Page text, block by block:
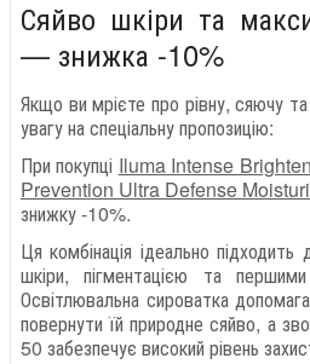
Сяйво шкіри та
— знижка -10%
Якщо ви мрієте про рівну, сяючу
увагу на спеціальну пропозицію:
При покупці Iluma Intense
Prevention Ultra Defense
знижку -10%.
Ця комбінація ідеально
шкіри, пігментацією та
Освітлювальна сироватка
повернути їй природне сяйво, а
50 забезпечує високий рівень